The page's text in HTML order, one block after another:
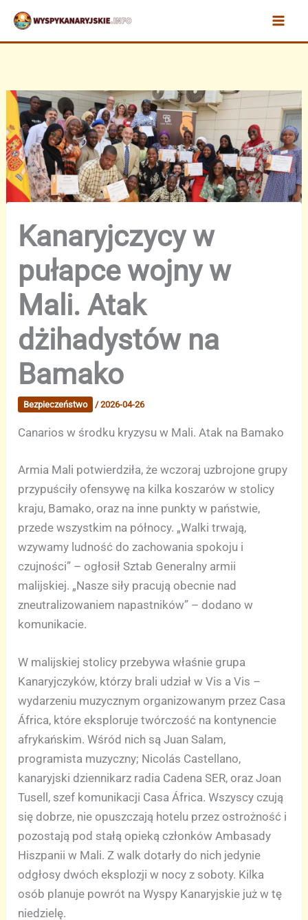
Przejdź
treści
Kanaryjczycy w
pułapce wojny w
Mali. Atak
dżihadystów na
Bamako
Bezpieczeństwo /2026-04-26
Canarios w środku kryzysu w Mali. Atak na Bamako
Armia Mali potwierdziła, że wczoraj uzbrojone grupy
przypuściły ofensywę na kilka koszarów w stolicy
kraju, Bamako, oraz na inne punkty w państwie,
przede wszystkim na północy. „Walki trwają,
wzywamy ludność do zachowania spokoju i
czujności” – ogłosił Sztab Generalny armii
malijskiej. „Nasze siły pracują obecnie nad
zneutralizowaniem napastników” – dodano w
komunikacie.
W malijskiej stolicy przebywa właśnie grupa
Kanaryjczyków, którzy brali udział w Vis a Vis –
wydarzeniu muzycznym organizowanym przez Casa
África, które eksploruje twórczość na kontynencie
afrykańskim. Wśród nich są Juan Salam,
programista muzyczny; Nicolás Castellano,
kanaryjski dziennikarz radia Cadena SER, oraz Joan
Tusell, szef komunikacji Casa África. Wszyscy czują
się dobrze, nie opuszczają hotelu przez ostrożność i
pozostają pod stałą opieką członków Ambasady
Hiszpanii w Mali. Z walk dotarły do nich jedynie
odgłosy dwóch eksplozji w nocy z soboty. Kilka
osób planuje powrót na Wyspy Kanaryjskie już w tę
niedzielę.